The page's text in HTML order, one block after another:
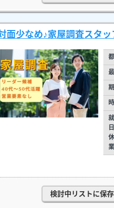
面少なめ♪家屋調査スタ
検討中リストに保